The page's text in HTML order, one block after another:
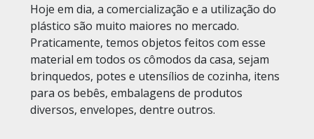
Hoje em dia, a comercialização e a utilização do
plástico são muito maiores no mercado.
Praticamente, temos objetos feitos com esse
material em todos os cômodos da casa, sejam
brinquedos, potes e utensílios de cozinha, itens
para os bebês, embalagens de produtos
diversos, envelopes, dentre outros.